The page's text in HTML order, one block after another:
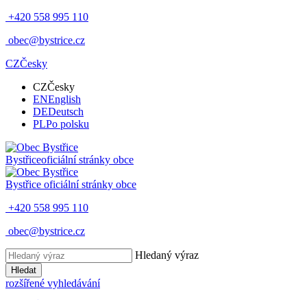
+420 558 995 110
obec@bystrice.cz
CZČesky
CZČesky
ENEnglish
DEDeutsch
PLPo polsku
Bystřiceoficiální stránky obce
Bystřice oficiální stránky obce
+420 558 995 110
obec@bystrice.cz
Hledaný výraz
Hledat
rozšířené vyhledávání